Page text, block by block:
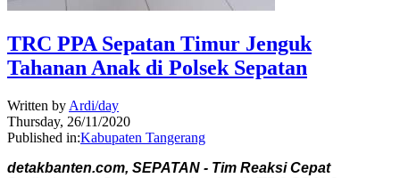
TRC PPA Sepatan Timur Jenguk
Tahanan Anak di Polsek Sepatan
Written by Ardi/day
Thursday, 26/11/2020
Published in:Kabupaten Tangerang
detakbanten.com, SEPATAN - Tim Reaksi Cepat